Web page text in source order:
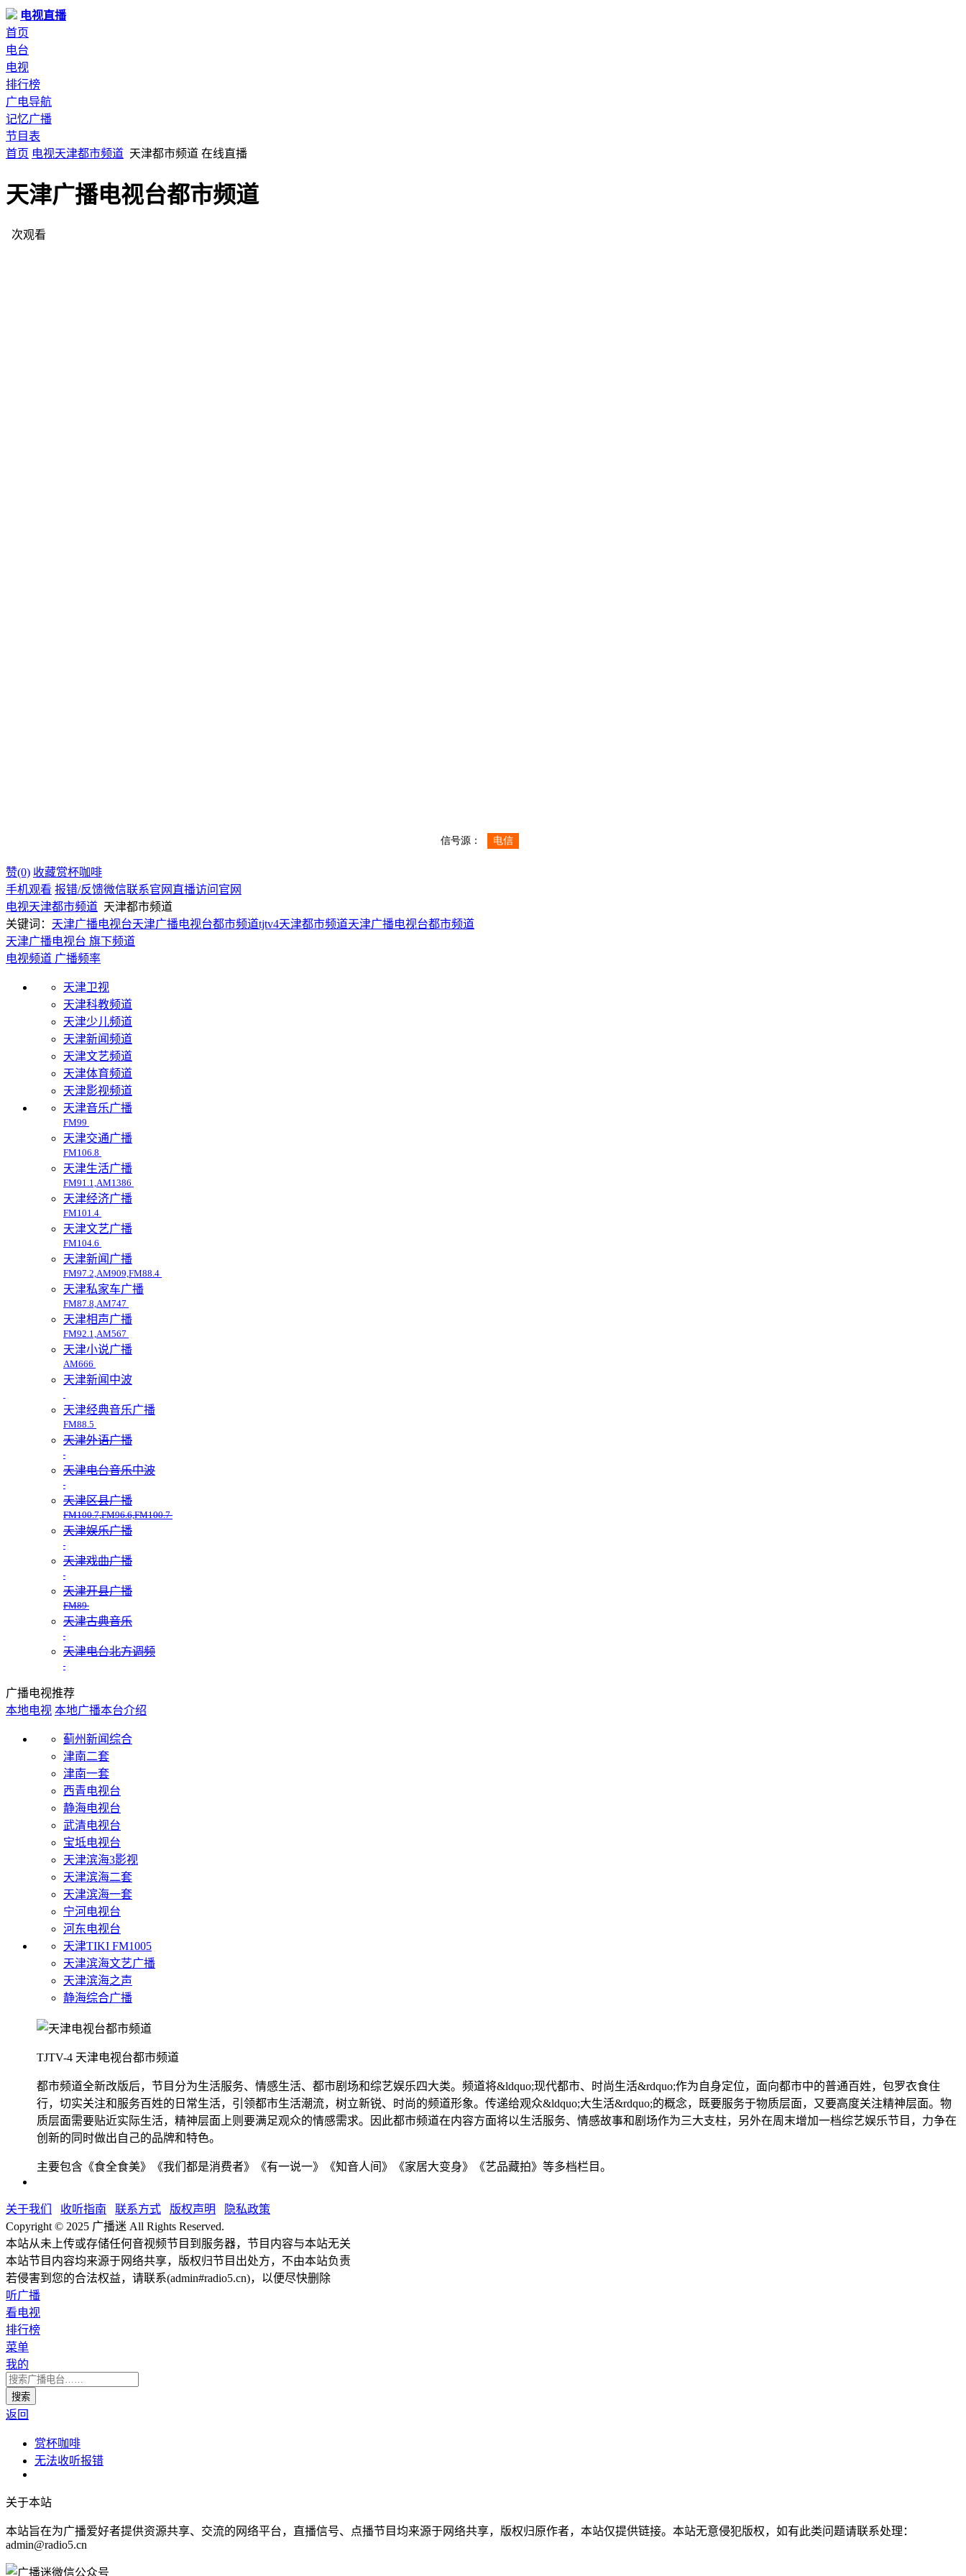
电视直播
首页
电台
电视
排行榜
广电导航
记忆广播
节目表
首页 电视天津都市频道 天津都市频道 在线直播
天津广播电视台都市频道
次观看
赞(0) 收藏赏杯咖啡
手机观看 报错/反馈微信联系官网直播访问官网
电视天津都市频道 天津都市频道
关键词： 天津广播电视台天津广播电视台都市频道tjtv4天津都市频道天津广播电视台都市频道
天津广播电视台 旗下频道
电视频道 广播频率
天津卫视
天津科教频道
天津少儿频道
天津新闻频道
天津文艺频道
天津体育频道
天津影视频道
天津音乐广播
FM99
天津交通广播
FM106.8
天津生活广播
FM91.1,AM1386
天津经济广播
FM101.4
天津文艺广播
FM104.6
天津新闻广播
FM97.2,AM909,FM88.4
天津私家车广播
FM87.8,AM747
天津相声广播
FM92.1,AM567
天津小说广播
AM666
天津新闻中波
天津经典音乐广播
FM88.5
天津外语广播
天津电台音乐中波
天津区县广播
FM100.7,FM96.6,FM100.7
天津娱乐广播
天津戏曲广播
天津开县广播
FM89
天津古典音乐
天津电台北方调频
广播电视推荐
本地电视 本地广播本台介绍
蓟州新闻综合
津南二套
津南一套
西青电视台
静海电视台
武清电视台
宝坻电视台
天津滨海3影视
天津滨海二套
天津滨海一套
宁河电视台
河东电视台
天津TIKI FM1005
天津滨海文艺广播
天津滨海之声
静海综合广播
TJTV-4 天津电视台都市频道
都市频道全新改版后，节目分为生活服务、情感生活、都市剧场和综艺娱乐四大类。频道将&ldquo;现代都市、时尚生活&rdquo;作为自身定位，面向都市中的普通百姓，包罗衣食住
行，切实关注和服务百姓的日常生活，引领都市生活潮流，树立新锐、时尚的频道形象。传递给观众&ldquo;大生活&rdquo;的概念，既要服务于物质层面，又要高度关注精神层面。物
质层面需要贴近实际生活，精神层面上则要满足观众的情感需求。因此都市频道在内容方面将以生活服务、情感故事和剧场作为三大支柱，另外在周末增加一档综艺娱乐节目，力争在
创新的同时做出自己的品牌和特色。
主要包含《食全食美》《我们都是消费者》《有一说一》《知音人间》《家居大变身》《艺品藏拍》等多档栏目。
关于我们 收听指南 联系方式 版权声明
隐私政策
Copyright © 2025 广播迷 All Rights Reserved.
本站从未上传或存储任何音视频节目到服务器，节目内容与本站无关
本站节目内容均来源于网络共享，版权归节目出处方，不由本站负责
若侵害到您的合法权益，请联系(admin#radio5.cn)，以便尽快删除
听广播
看电视
排行榜
菜单
我的
返回
赏杯咖啡
无法收听报错
关于本站
本站旨在为广播爱好者提供资源共享、交流的网络平台，直播信号、点播节目均来源于网络共享，版权归原作者，本站仅提供链接。本站无意侵犯版权，如有此类问题请联系处理：
admin@radio5.cn